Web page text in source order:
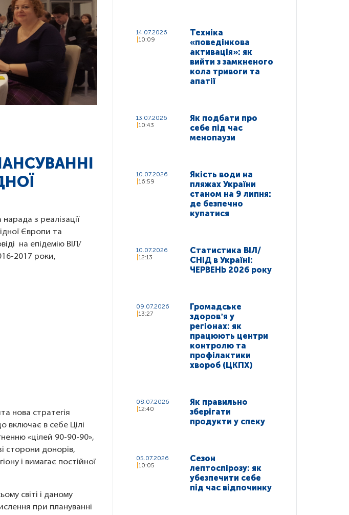
з реалізації
Європи та
на епідемію ВІЛ/
2017 роки,
нова стратегія
в себе Цілі
«цілей 90-90-90»,
сторони донорів,
і вимагає постійної
світі і даному
при плануванні
14.07.2026
10:09
Техніка
«поведінкова
активація»: як
вийти з замкненого
кола тривоги та
апатії
13.07.2026
10:43
Як подбати про
себе під час
менопаузи
10.07.2026
16:59
Якість води на
пляжах України
станом на 9 липня:
де безпечно
купатися
10.07.2026
12:13
Статистика ВІЛ/
СНІД в Україні:
ЧЕРВЕНЬ 2026 року
09.07.2026
13:27
Громадське
здоровʼя у
регіонах: як
працюють центри
контролю та
профілактики
хвороб (ЦКПХ)
08.07.2026
12:40
Як правильно
зберігати
продукти у спеку
05.07.2026
10:05
Сезон
лептоспірозу: як
убезпечити себе
під час відпочинку